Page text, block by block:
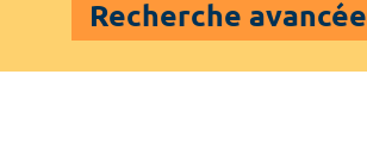
Recherche avancée